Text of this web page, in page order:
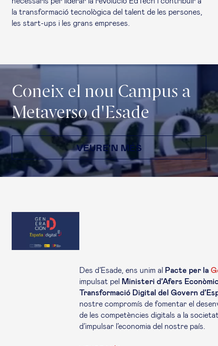
la transformació tecnològica del talent de les persones,
les start-ups i les grans empreses.
Coneix el nou Campus a
Metaverso d'Esade
VEURE'N MÉS
Des d’Esade, ens unim al Pacte per la
impulsat pel
Ministeri d’Afers
Transformació Digital del Govern
nostre compromís de fomentar el
de les competències digitals a la
d’impulsar l’economia del nostre país.